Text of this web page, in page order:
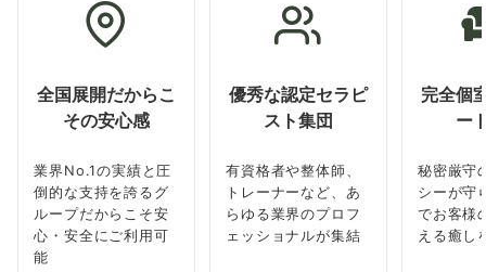
全国展開だからこ
その安心感
業界No.1の実績と圧
倒的な支持を誇るグ
ループだからこそ安
心・安全にご利用可
能
優秀な認定セラピ
スト集団
有資格者や整体師、
トレーナーなど、あ
らゆる業界のプロフ
ェッショナルが集結
完全個
ー
秘密厳守
シーが守
でお客様
える癒し